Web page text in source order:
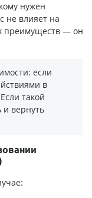
нужен
не влияет на
преимуществ — он
если
в
такой
и вернуть